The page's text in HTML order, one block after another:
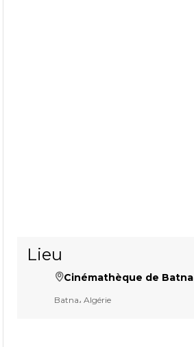
Lieu
Cinémathèque de Batna
Batna، Algérie